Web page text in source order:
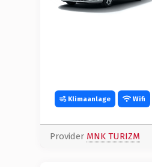
Klimaanlage Wifi
Provider MNK TURIZM